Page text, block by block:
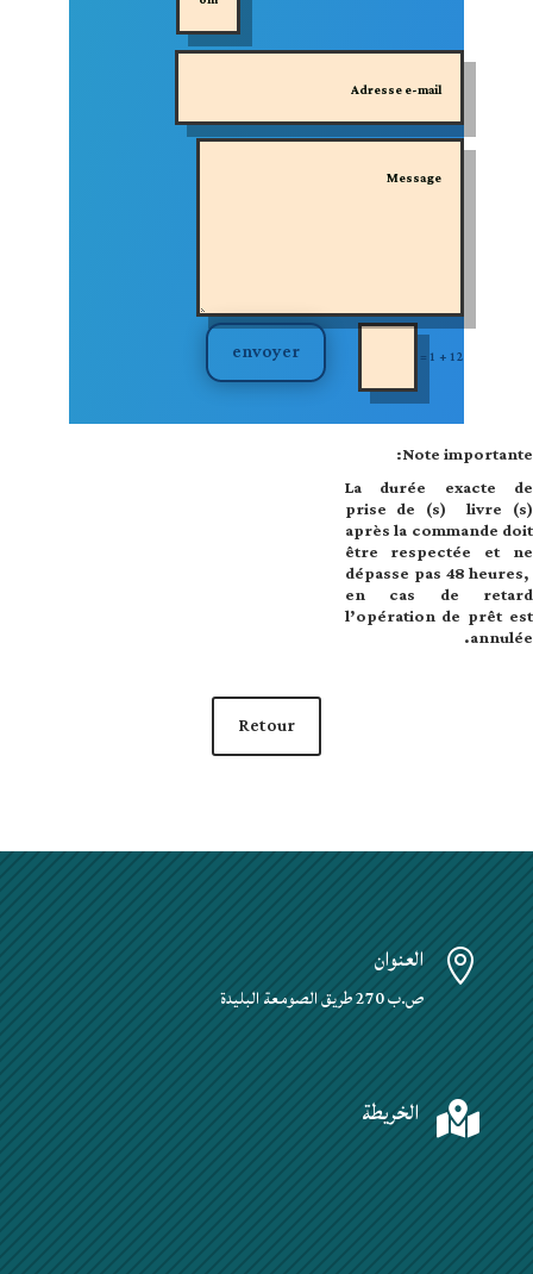
12 + 1
=
envoyer
Note importante:
La durée exacte de
prise de (s) livre (s)
après la commande doit
être respectée et ne
dépasse pas48 heures,
en cas de retard
l’opération de prêt est
annulée.
Retour
 العنوان
ص.ب 270 طريق الصومعة البليدة
 الخريطة